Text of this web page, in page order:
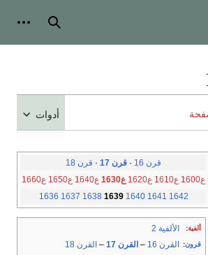
بحث
أدوات
قرن 16 · قرن 17 · قرن 18
ع1600 ع1610 ع1620 ع1630 ع1640 ع1650 ع1660
1636 1637 1638 1639 1640 1641 1642
ألفية: الألفية 2
قرون: القرن 16 – القرن 17 – القرن 18